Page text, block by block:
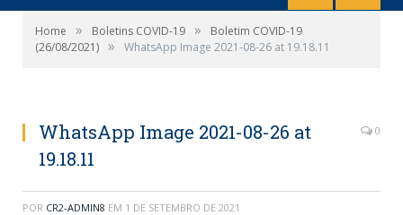
Home » Boletins COVID-19 »
Boletim COVID-19
(26/08/2021) » WhatsApp Image 2021-08-26 at 19.18.11
WhatsApp Image 2021-08-26 at
19.18.11
0
POR CR2-ADMIN8 EM 1 DE SETEMBRO DE 2021